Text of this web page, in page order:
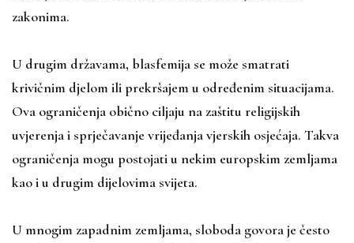
zakonima.
U drugim državama, blasfemija se može smatrati
krivičnim djelom ili prekršajem u određenim situacijama.
Ova ograničenja obično ciljaju na zaštitu religijskih
uvjerenja i sprječavanje vrijeđanja vjerskih osjećaja. Takva
ograničenja mogu postojati u nekim europskim zemljama
kao i u drugim dijelovima svijeta.
U mnogim zapadnim zemljama, sloboda govora je često